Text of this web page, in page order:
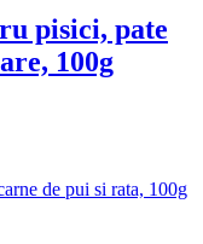
pisici, pate
100g